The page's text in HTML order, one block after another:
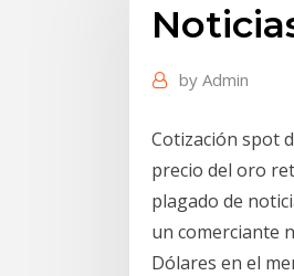
by Admin
Cotización spot
precio del oro
plagado de
un comerciante
Dólares en el